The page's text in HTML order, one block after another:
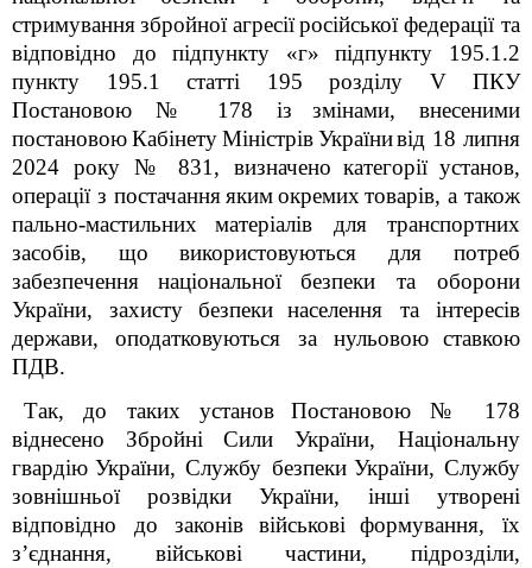
стримування збройної агресії російської федерації та
відповідно до підпункту «г» підпункту 195.1.2
пункту 195.1 статті 195 розділу V ПКУ
Постановою № 178 із
змінами, внесеними
постановоюКабінетуМіністрів Українивід 18 липня
2024 року № 831, визначено категорії установ,
операції з постачання якимокремих товарів, а також
пально-мастильних
матеріалів для транспортних
засобів, що
використовуються для потреб
забезпечення
національної
безпеки та оборони
України, захисту
безпеки населення та інтересів
держави, оподатковуються за нульовою ставкою
ПДВ.
Так, до таких установ
Постановою № 178
віднесено
Збройні Сили
України, Національну
гвардію України, Службу безпеки України, Службу
зовнішньої
розвідки України, інші
утворені
відповідно до законів
військові
формування, їх
з’єднання, військові
частини, підрозділи,